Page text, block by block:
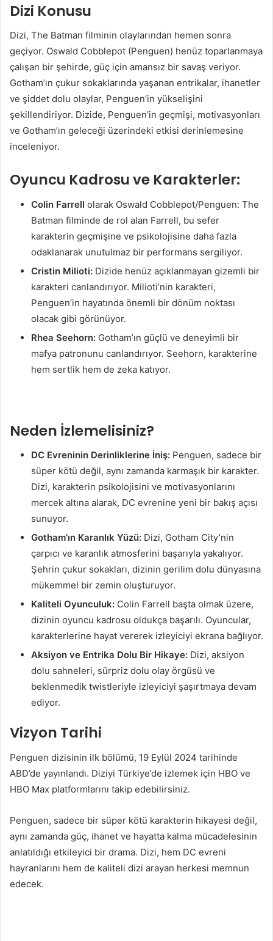
Dizi Konusu
Dizi, The Batman filminin olaylarından hemen sonra
geçiyor. Oswald Cobblepot (Penguen) henüz toparlanmaya
çalışan bir şehirde, güç için amansız bir savaş veriyor.
Gotham’ın çukur sokaklarında yaşanan entrikalar, ihanetler
ve şiddet dolu olaylar, Penguen’in yükselişini
şekillendiriyor. Dizide, Penguen’in geçmişi, motivasyonları
ve Gotham’ın geleceği üzerindeki etkisi derinlemesine
inceleniyor.
Oyuncu Kadrosu ve Karakterler:
Colin Farrell olarak Oswald Cobblepot/Penguen: The
Batman filminde de rol alan Farrell, bu sefer
karakterin geçmişine ve psikolojisine daha fazla
odaklanarak unutulmaz bir performans sergiliyor.
Cristin Milioti: Dizide henüz açıklanmayan gizemli bir
karakteri canlandırıyor. Milioti’nin karakteri,
Penguen’in hayatında önemli bir dönüm noktası
olacak gibi görünüyor.
Rhea Seehorn: Gotham’ın güçlü ve deneyimli bir
mafya patronunu canlandırıyor. Seehorn, karakterine
hem sertlik hem de zeka katıyor.
Neden İzlemelisiniz?
DC Evreninin Derinliklerine İniş: Penguen, sadece bir
süper kötü değil, aynı zamanda karmaşık bir karakter.
Dizi, karakterin psikolojisini ve motivasyonlarını
mercek altına alarak, DC evrenine yeni bir bakış açısı
sunuyor.
Gotham’ın Karanlık Yüzü: Dizi, Gotham City’nin
çarpıcı ve karanlık atmosferini başarıyla yakalıyor.
Şehrin çukur sokakları, dizinin gerilim dolu dünyasına
mükemmel bir zemin oluşturuyor.
Kaliteli Oyunculuk: Colin Farrell başta olmak üzere,
dizinin oyuncu kadrosu oldukça başarılı. Oyuncular,
karakterlerine hayat vererek izleyiciyi ekrana bağlıyor.
Aksiyon ve Entrika Dolu Bir Hikaye: Dizi, aksiyon
dolu sahneleri, sürpriz dolu olay örgüsü ve
beklenmedik twistleriyle izleyiciyi şaşırtmaya devam
ediyor.
Vizyon Tarihi
Penguen dizisinin ilk bölümü, 19 Eylül 2024 tarihinde
ABD’de yayınlandı. Diziyi Türkiye’de izlemek için HBO ve
HBO Max platformlarını takip edebilirsiniz.
Penguen, sadece bir süper kötü karakterin hikayesi değil,
aynı zamanda güç, ihanet ve hayatta kalma mücadelesinin
anlatıldığı etkileyici bir drama. Dizi, hem DC evreni
hayranlarını hem de kaliteli dizi arayan herkesi memnun
edecek.